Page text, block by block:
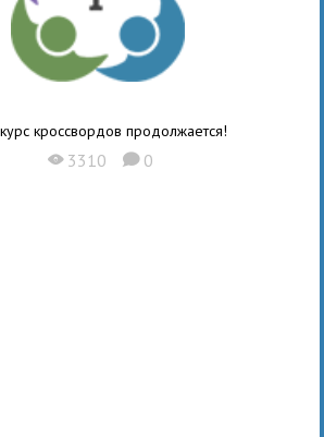
кроссвордов продолжается!
X 3310 K 0